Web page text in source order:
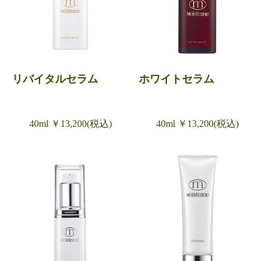
リバイタルセラム
40ml ￥13,200(税込)
ホワイトセラム
40ml ￥13,200(税込)